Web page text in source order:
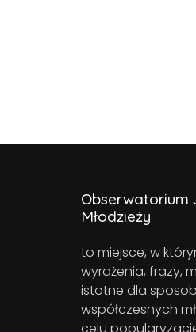
Obserwatorium
Młodzieży
to miejsce, w
wyrażenia, frazy,
istotne dla
współczesnych